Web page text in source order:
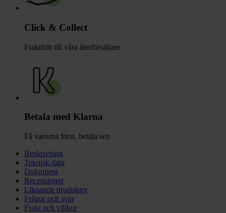
Click & Collect
Fraktfritt till våra återförsäljare
Betala med Klarna
Få varorna först, betala sen
Beskrivning
Teknisk data
Dokument
Recensioner
Liknande produkter
Frågor och svar
Frakt och villkor